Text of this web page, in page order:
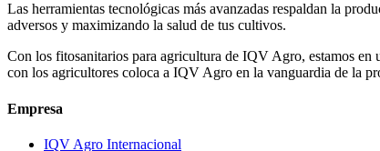
Las herramientas tecnológicas más avanzadas respaldan la
adversos y maximizando la salud de tus cultivos.
Con los fitosanitarios para agricultura de IQV Agro, estamos
con los agricultores coloca a IQV Agro en la vanguardia de la
Empresa
IQV Agro Internacional